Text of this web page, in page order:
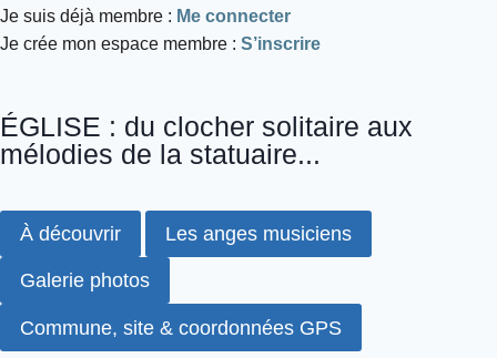
Je suis déjà membre : Me connecter
Je crée mon espace membre : S’inscrire
ÉGLISE : du clocher solitaire aux
mélodies de la statuaire...
À découvrir Les anges musiciens
Galerie photos
Commune, site & coordonnées GPS